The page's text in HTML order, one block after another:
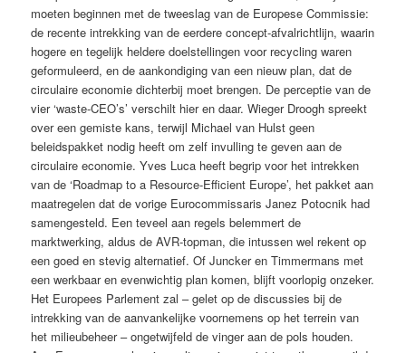
moeten beginnen met de tweeslag van de Europese Commissie:
de recente intrekking van de eerdere concept-afvalrichtlijn, waarin
hogere en tegelijk heldere doelstellingen voor recycling waren
geformuleerd, en de aankondiging van een nieuw plan, dat de
circulaire economie dichterbij moet brengen. De perceptie van de
vier ‘waste-CEO’s’ verschilt hier en daar. Wieger Droogh spreekt
over een gemiste kans, terwijl Michael van Hulst geen
beleidspakket nodig heeft om zelf invulling te geven aan de
circulaire economie. Yves Luca heeft begrip voor het intrekken
van de ‘Roadmap to a Resource-Efficient Europe’, het pakket aan
maatregelen dat de vorige Eurocommissaris Janez Potocnik had
samengesteld. Een teveel aan regels belemmert de
marktwerking, aldus de AVR-topman, die intussen wel rekent op
een goed en stevig alternatief. Of Juncker en Timmermans met
een werkbaar en evenwichtig plan komen, blijft voorlopig onzeker.
Het Europees Parlement zal – gelet op de discussies bij de
intrekking van de aanvankelijke voornemens op het terrein van
het milieubeheer – ongetwijfeld de vinger aan de pols houden.